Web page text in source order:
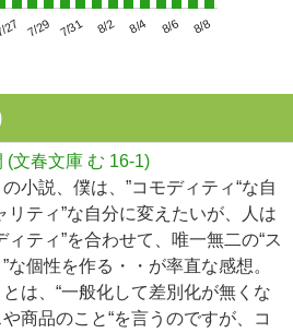
27 7/29 7/31 8/2 8/4 8/6 8/8
(文春文庫 む 16-1)
小説、僕は、”コモディティ“な自
リティ”な自分に変えたいが、人は
ィティ”を合わせて、唯一無二の“ス
な個性を作る・・が率直な感想。
は、“一般化して差別化が無くな
商品のこと“を言うのですが、コ